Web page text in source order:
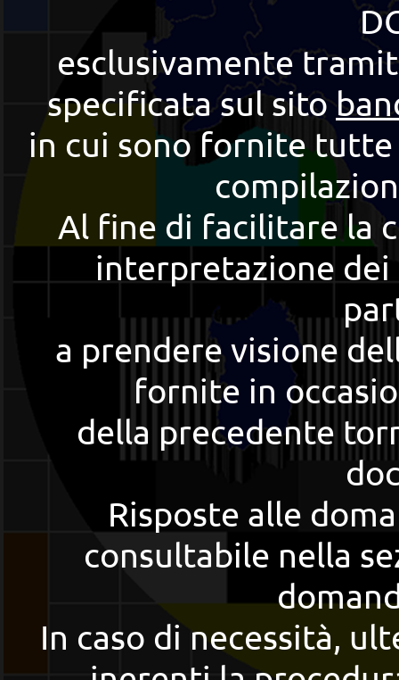
esclusivamente
specificata sul sito
in cui sono fornite tutte
Al fine di facilitare la
interpretazione dei
a prendere visione
fornite in
della precedente
Risposte alle
consultabile nella
In caso di necessità,